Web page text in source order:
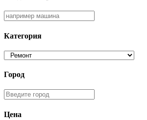
Категория
Город
Цена